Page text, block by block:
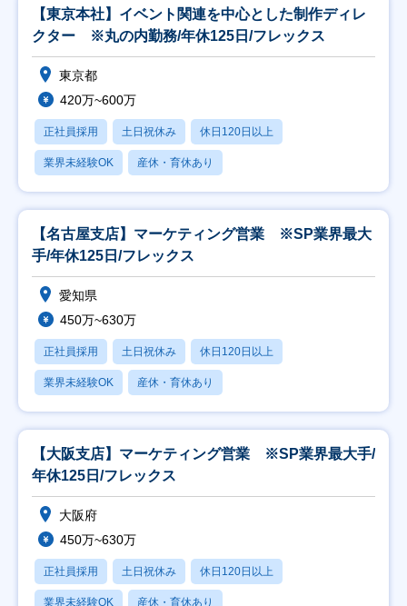
【東京本社】イベント関連を中心とした制作ディレ
クター ※丸の内勤務/年休125日/フレックス
東京都
420万~600万
正社員採用 土日祝休み 休日120日以上
業界未経験OK 産休・育休あり
【名古屋支店】マーケティング営業 ※SP業界最大
手/年休125日/フレックス
愛知県
450万~630万
正社員採用 土日祝休み 休日120日以上
業界未経験OK 産休・育休あり
【大阪支店】マーケティング営業 ※SP業界最大手/
年休125日/フレックス
大阪府
450万~630万
正社員採用 土日祝休み 休日120日以上
業界未経験OK 産休・育休あり